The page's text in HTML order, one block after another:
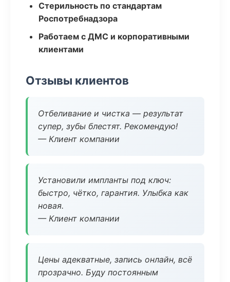
Стерильность по стандартам
Роспотребнадзора
Работаем с ДМС и корпоративными
клиентами
Отзывы клиентов
Отбеливание и чистка — результат
супер, зубы блестят. Рекомендую!
— Клиент компании
Установили импланты под ключ:
быстро, чётко, гарантия. Улыбка как
новая.
— Клиент компании
Цены адекватные, запись онлайн, всё
прозрачно. Буду постоянным